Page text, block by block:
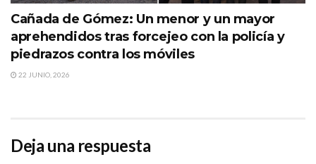
Cañada de Gómez: Un menor y un mayor
aprehendidos tras forcejeo con la policía y
piedrazos contra los móviles
22 JUNIO, 2026
Deja una respuesta